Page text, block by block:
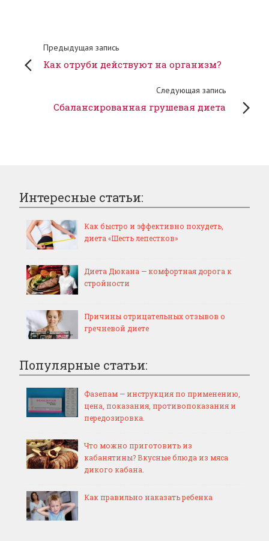
Предыдущая запись
Как отруби действуют на организм?
Следующая запись
Сбалансированная грушевая диета
Интересные статьи:
Как быстро и эффективно похудеть,
диета «Шесть лепестков»
Диета Дюкана — комфортная дорога к
стройности
Причины отрицательных отзывов о
гречневой диете
Популярные статьи:
Фазепам — инструкция по применению,
цена, показания, противопоказания и
передозировка.
Что можно приготовить из
кабанятины? Вкусные блюда из мяса
дикого кабана.
Как правильно наказать ребенка